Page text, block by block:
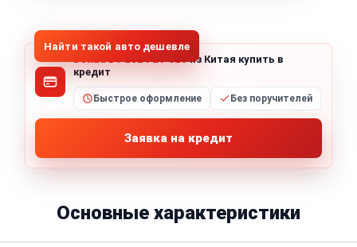
Найти такой авто дешевле
Denza D9 2024 EV 620из Китая купить в
кредит
Быстрое оформление Без поручителей
Заявка на кредит
Основные характеристики